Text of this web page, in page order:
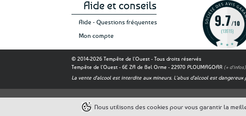
Aide et conseils
Aide - Questions fréquentes
Mon compte
© 2014-2026 Tempête de l'Ouest - Tous droits réservés
Tempête de l'Ouest - 6E ZA de Bel Orme - 22970 PLOUMAGOAR (+ d'infos)
La vente d'alcool est interdite aux mineurs. L'abus d'alcool est dangereux
Nous utilisons des cookies pour vous garantir la